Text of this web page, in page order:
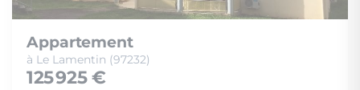
Appartement
à Le Lamentin (97232)
125 925 €